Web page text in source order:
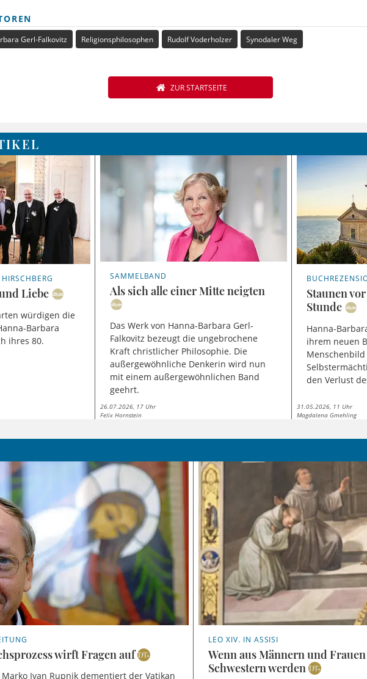
Gerl-Falkovitz Religionsphilosophen Rudolf Voderholzer Synodaler Weg
ZUR STARTSEITE
Liebe
würdigen die
Barbara
ihres 80.
SAMMELBAND
Als sich alle einer Mitte neigten
Das Werk von Hanna-Barbara Gerl-
Falkovitz bezeugt die ungebrochene
Kraft christlicher Philosophie. Die
außergewöhnliche Denkerin wird nun
mit einem außergewöhnlichen Band
geehrt.
26.07.2026, 17 Uhr
Felix Hornstein
Staunen
Stunde
Hanna-
ihrem neuen
Menschenbild
den Verlust
31.05.2026, 11 Uhr
Magdalena Gmehling
wirft Fragen auf
Marko Ivan Rupnik dementiert der Vatikan
LEO XIV. IN ASSISI
Wenn aus Männern und
Schwestern werden